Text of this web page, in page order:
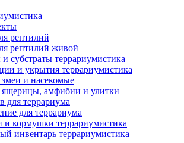
рептилий
рептилий живой
субстраты террариумистика
и укрытия террариумистика
и насекомые
амфибии и улитки
для террариума
для террариума
и кормушки террариумистика
инвентарь террариумистика